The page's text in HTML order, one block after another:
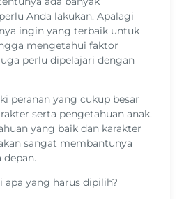
Anda lakukan. Apalagi
ingin yang terbaik untuk
mengetahui faktor
perlu dipelajari dengan
peranan yang cukup besar
serta pengetahuan anak.
yang baik dan karakter
sangat membantunya
apa yang harus dipilih?